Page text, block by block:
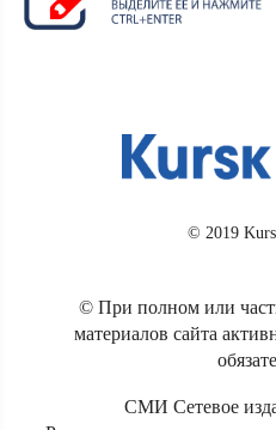
© 2019
© При полном или
материалов сайта
СМИ Сетевое